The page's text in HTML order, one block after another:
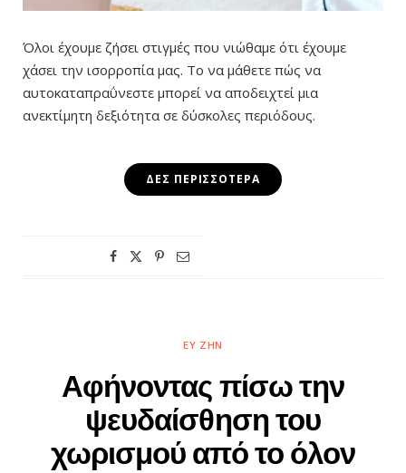
Όλοι έχουμε ζήσει στιγμές που νιώθαμε ότι έχουμε
χάσει την ισορροπία μας. Το να μάθετε πώς να
αυτοκαταπραΰνεστε μπορεί να αποδειχτεί μια
ανεκτίμητη δεξιότητα σε δύσκολες περιόδους.
ΔΕΣ ΠΕΡΙΣΣΌΤΕΡΑ
ΕΥ ΖΗΝ
Αφήνοντας πίσω την
ψευδαίσθηση του
χωρισμού από το όλον